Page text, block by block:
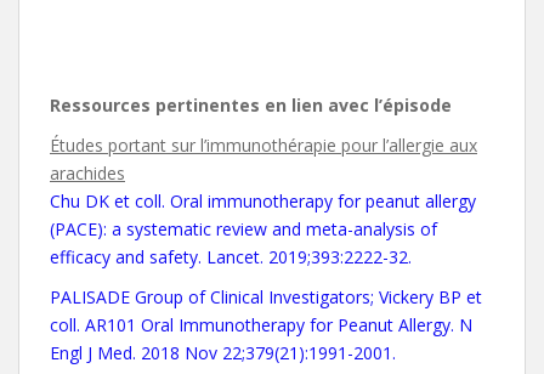
Ressources pertinentes en lien avec l’épisode
Études portant sur l’immunothérapie pour l’allergie aux
arachides
Chu DK et coll. Oral immunotherapy for peanut allergy
(PACE): a systematic review and meta-analysis of
efficacy and safety. Lancet. 2019;393:2222-32.
PALISADE Group of Clinical Investigators; Vickery BP et
coll. AR101 Oral Immunotherapy for Peanut Allergy. N
Engl J Med. 2018 Nov 22;379(21):1991-2001.